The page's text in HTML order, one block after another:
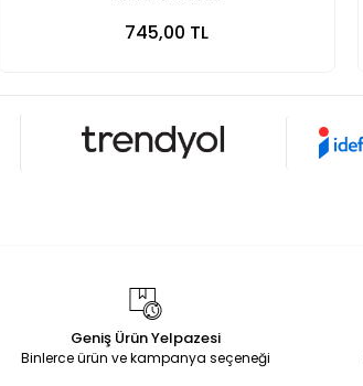
745,00 TL
Geniş Ürün Yelpazesi
Binlerce ürün ve kampanya seçeneği